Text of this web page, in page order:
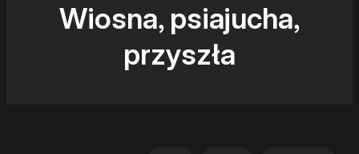
Wiosna, psiajucha,
przyszła